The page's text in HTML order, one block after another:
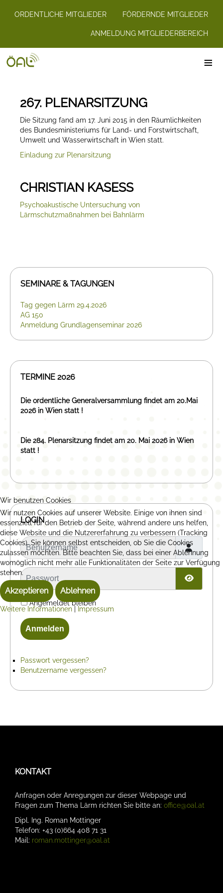
ORDENTLICHE MITGLIEDER FÖRDERNDE MITGLIEDER
ANMELDUNG MITGLIEDERBEREICH
≡
267. PLENARSITZUNG
Die Sitzung fand am 17. Juni 2015 in den Räumlichkeiten
des Bundesministeriums für Land- und Forstwirtschaft,
Umwelt und Wasserwirtschaft in Wien statt.
Einladung zur Plenarsitzung
CHRISTIAN KASESS
Psychoakustische Untersuchung von
Lärmschutzmaßnahmen bei Bahnlärm
SEMINARE & TAGUNGEN
Tag gegen Lärm 29.4.2026
AG 150
Anmeldung Grundlagenseminar 2026
TERMINE 2026
Die ordentliche Generalversammlung findet am 20.Mai
2026 in Wien statt !
Die 284. Plenarsitzung findet am 20. Mai 2026 in Wien
statt !
LOGIN
Benutzername
Passwort
Angemeldet bleiben
Anmelden
Passwort vergessen?
Benutzername vergessen?
KONTAKT
Anfragen oder Anregungen zur dieser Webpage und
Fragen zum Thema Lärm richten Sie bitte an: office@oal.at
Dipl. Ing. Roman Mottinger
Telefon: +43 (0)664 408 71 31
Mail: roman.mottinger@oal.at
Wir benutzen Cookies
Wir nutzen Cookies auf unserer Website. Einige von ihnen sind
essenziell für den Betrieb der Seite, während andere uns helfen,
diese Website und die Nutzererfahrung zu verbessern (Tracking
Cookies). Sie können selbst entscheiden, ob Sie die Cookies
zulassen möchten. Bitte beachten Sie, dass bei einer Ablehnung
womöglich nicht mehr alle Funktionalitäten der Seite zur Verfügung
stehen.
Akzeptieren Ablehnen
Weitere Informationen Impressum